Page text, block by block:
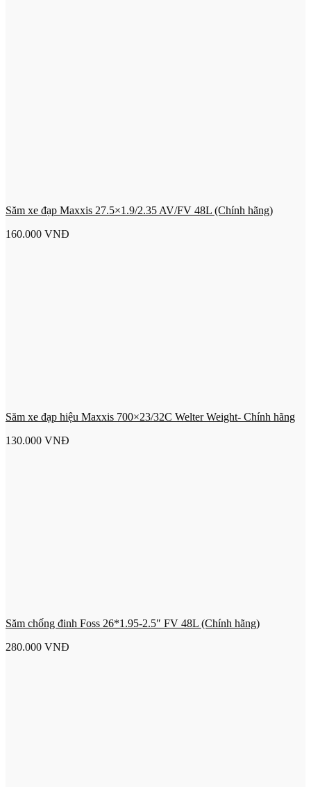
Săm xe đạp Maxxis 27.5×1.9/2.35 AV/FV 48L (Chính hãng)
160.000 VNĐ
Săm xe đạp hiệu Maxxis 700×23/32C Welter Weight- Chính hãng
130.000 VNĐ
Săm chống đinh Foss 26*1.95-2.5″ FV 48L (Chính hãng)
280.000 VNĐ